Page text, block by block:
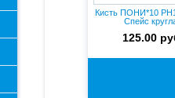
Кисть ПОНИ*10
Спейс
125.00